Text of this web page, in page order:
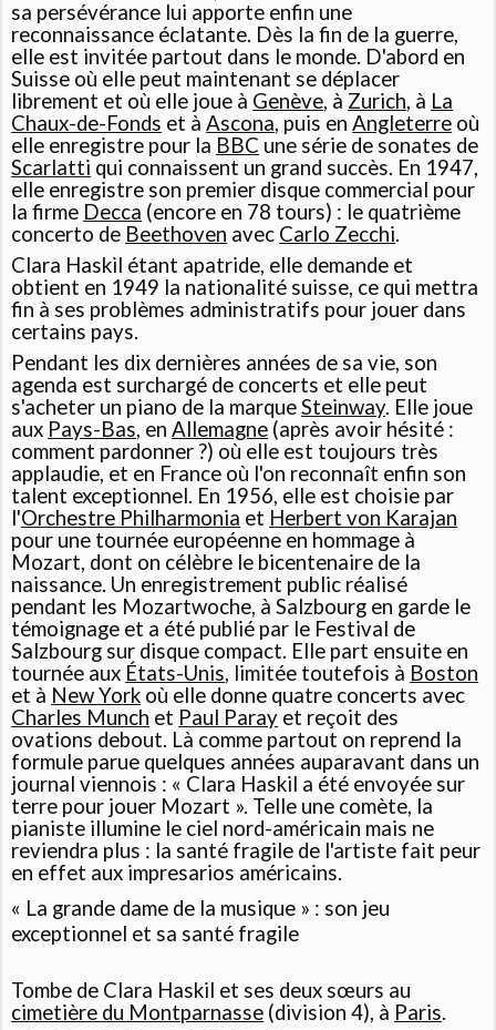
sa persévérance lui apporte enfin une
reconnaissance éclatante. Dès la fin de la guerre,
elle est invitée partout dans le monde. D'abord en
Suisse où elle peut maintenant se déplacer
librement et où elle joue à Genève, à Zurich, à La
Chaux-de-Fonds et àAscona, puis enAngleterre où
elle enregistre pour la BBC une série de sonates de
Scarlatti qui connaissent un grand succès. En 1947,
elle enregistre son premier disque commercial pour
la firme Decca (encore en 78 tours) : le quatrième
concerto de Beethoven avec Carlo Zecchi.
Clara Haskil étant apatride, elle demande et
obtient en 1949 la nationalité suisse, ce qui mettra
fin à ses problèmes administratifs pour jouer dans
certains pays.
Pendant les dix dernières années de sa vie, son
agenda est surchargé de concerts et elle peut
s'acheter un piano de la marqueSteinway. Elle joue
aux Pays-Bas, enAllemagne (après avoir hésité :
comment pardonner ?) où elle est toujours très
applaudie, et en France où l'on reconnaît enfin son
talent exceptionnel. En 1956, elle est choisie par
l'Orchestre Philharmonia et Herbert von Karajan
pour une tournée européenne en hommage à
Mozart, dont on célèbre le bicentenaire de la
naissance. Un enregistrement public réalisé
pendant les Mozartwoche, à Salzbourg en garde le
témoignage et a été publié par le Festival de
Salzbourg sur disque compact. Elle part ensuite en
tournée aux États-Unis, limitée toutefois à Boston
et à New York où elle donne quatre concerts avec
Charles Munch et Paul Paray et reçoit des
ovations debout. Là comme partout on reprend la
formule parue quelques années auparavant dans un
journal viennois : « Clara Haskil a été envoyée sur
terre pour jouer Mozart ». Telle une comète, la
pianiste illumine le ciel nord-américain mais ne
reviendra plus : la santé fragile de l'artiste fait peur
en effet aux impresarios américains.
« La grande dame de la musique » : son jeu
exceptionnel et sa santé fragile
Tombe de Clara Haskil et ses deux sœurs au
cimetière du Montparnasse (division 4), à Paris.